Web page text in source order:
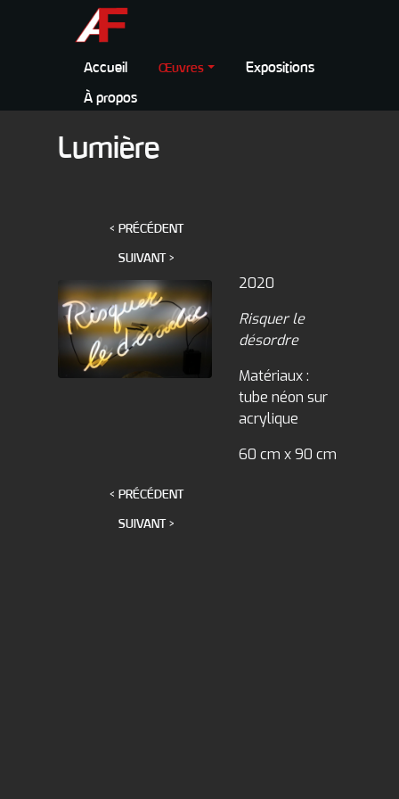
Accueil Œuvres
Expositions
À propos
Lumière
< PRÉCÉDENT
SUIVANT >
2020
Risquer le
désordre
Matériaux :
tube néon sur
acrylique
60 cm x 90 cm
< PRÉCÉDENT
SUIVANT >